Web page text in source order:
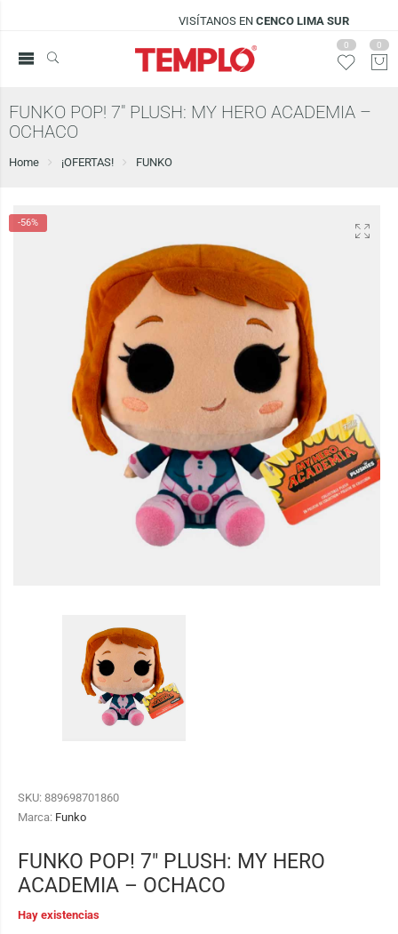
VISÍTANOS ENCENCO LIMA SUR
0 0
FUNKO POP! 7″ PLUSH: MY HERO ACADEMIA –
OCHACO
Home ¡OFERTAS! FUNKO
-56%
SKU: 889698701860
Marca: Funko
FUNKO POP! 7″ PLUSH: MY HERO
ACADEMIA – OCHACO
Hay existencias